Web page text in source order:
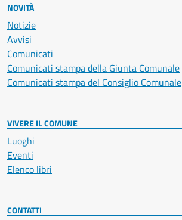
NOVITÀ
Notizie
Avvisi
Comunicati
Comunicati stampa della Giunta Comunale
Comunicati stampa del Consiglio Comunale
VIVERE IL COMUNE
Luoghi
Eventi
Elenco libri
CONTATTI